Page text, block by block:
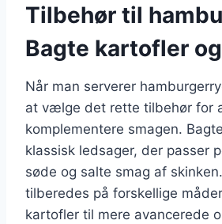
Tilbehør til
Bagte kartofler
Når man serverer
at vælge det rette tilbehør for
komplementere smagen.
klassisk ledsager, der passer
søde og salte smag af
tilberedes på forskellige
kartofler til mere avancerede